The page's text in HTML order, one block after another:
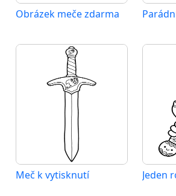
Obrázek meče zdarma
Meč k vytisknutí Jeden